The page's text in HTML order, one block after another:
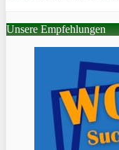
Unsere Empfehlungen